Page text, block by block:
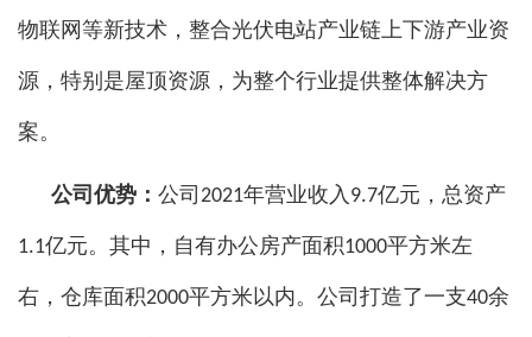
物联网等新技术，整合光伏电站产业链上下游产业资
源，特别是屋顶资源，为整个行业提供整体解决方
案。
公司优势： 公司2021年营业收入9.7亿元，总资产
1.1亿元。其中，自有办公房产面积1000平方米左
右，仓库面积2000平方米以内。公司打造了一支40余